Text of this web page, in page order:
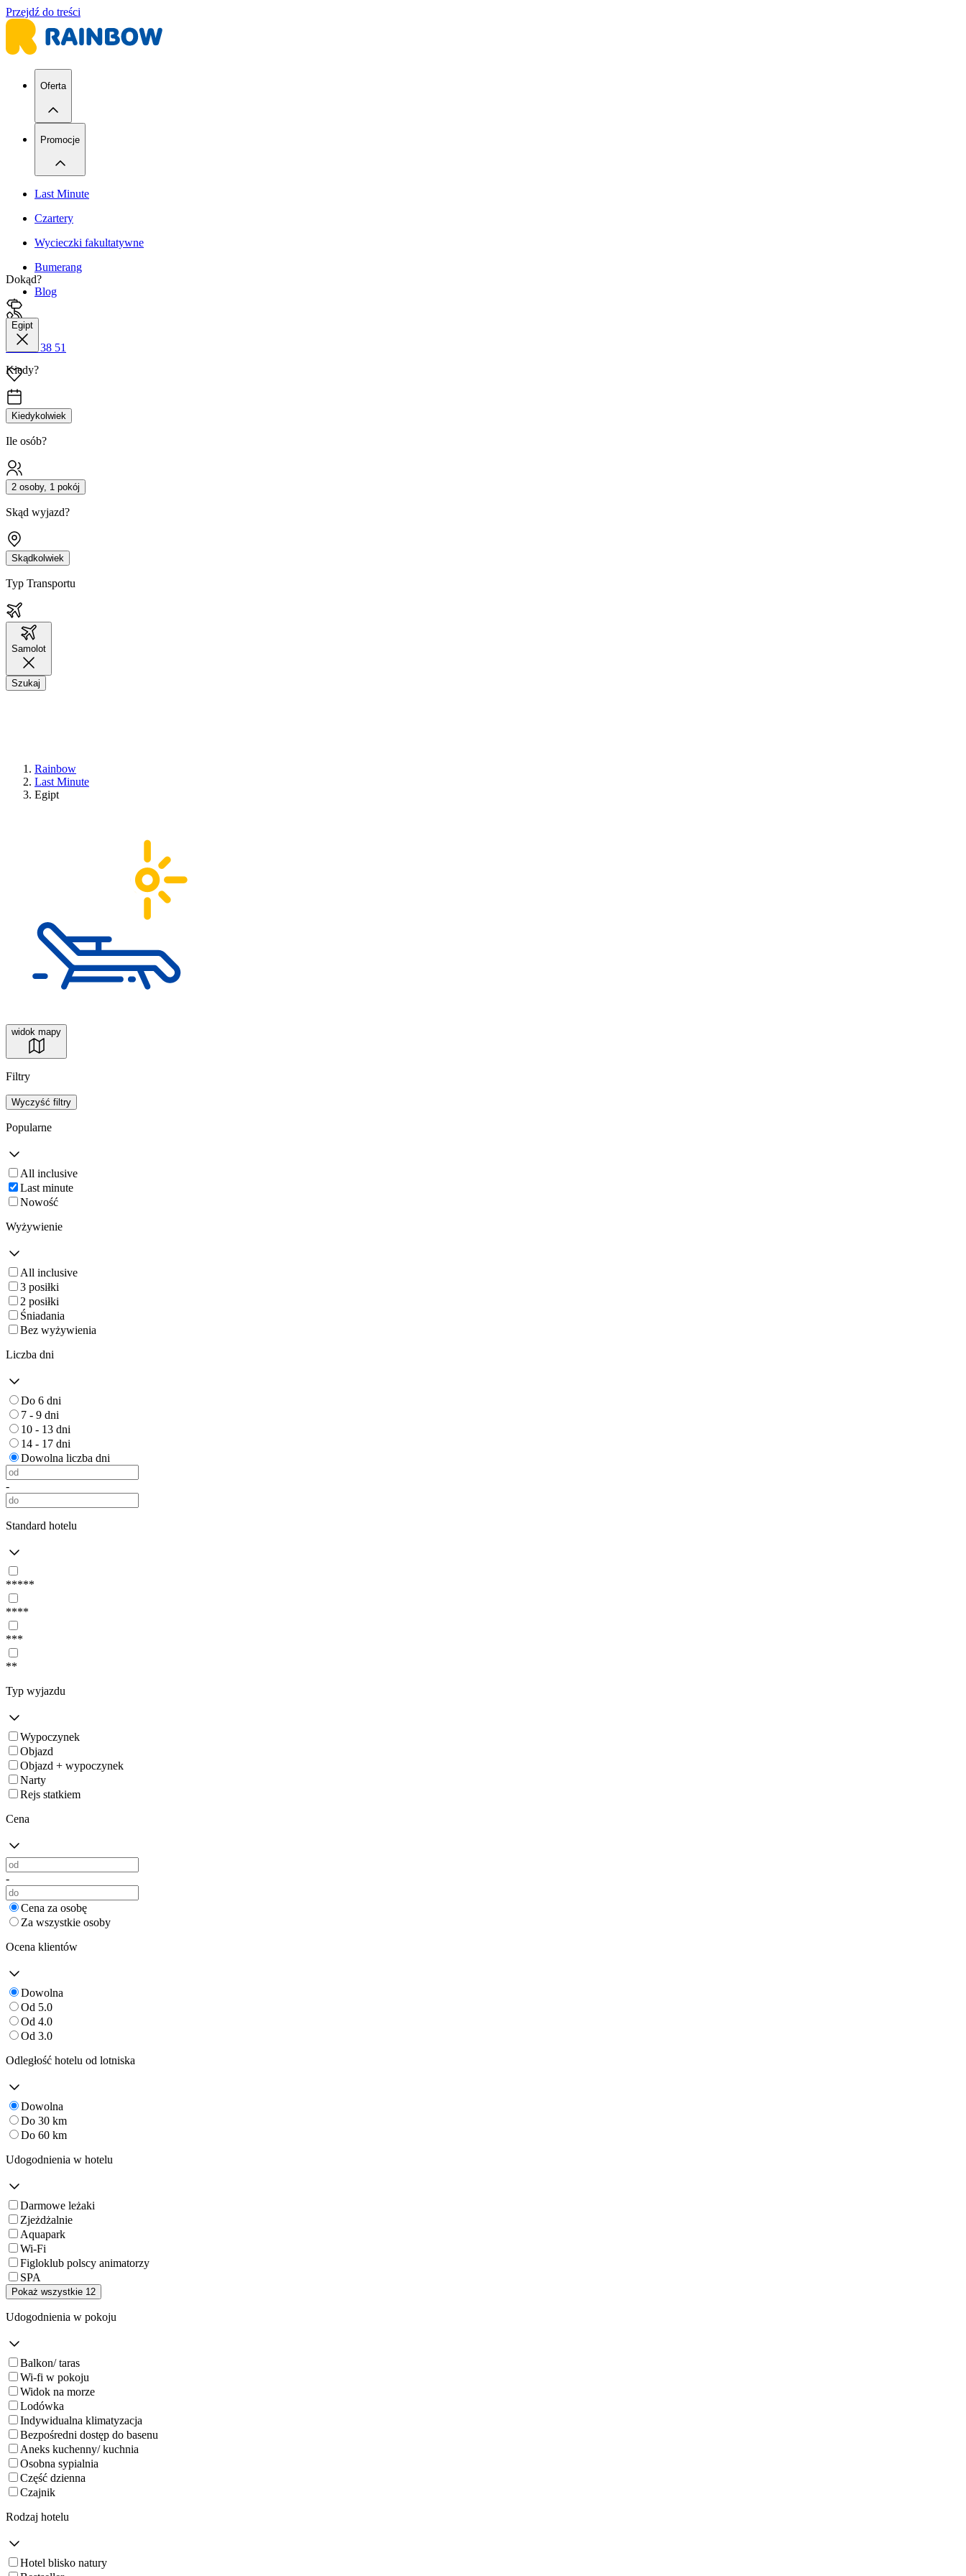
Przejdź do treści
Oferta
Promocje
Last Minute
Czartery
Wycieczki fakultatywne
Bumerang
Blog
42 680 38 51
Dokąd?
Egipt
Kiedy?
Kiedykolwiek
Ile osób?
2 osoby, 1 pokój
Skąd wyjazd?
Skądkolwiek
Typ Transportu
Samolot
Szukaj
Rainbow
Last Minute
Egipt
widok mapy
Filtry
Wyczyść filtry
Popularne
All inclusive
Last minute
Nowość
Wyżywienie
All inclusive
3 posiłki
2 posiłki
Śniadania
Bez wyżywienia
Liczba dni
Do 6 dni
7 - 9 dni
10 - 13 dni
14 - 17 dni
Dowolna liczba dni
-
Standard hotelu
*****
****
***
**
Typ wyjazdu
Wypoczynek
Objazd
Objazd + wypoczynek
Narty
Rejs statkiem
Cena
-
Cena za osobę
Za wszystkie osoby
Ocena klientów
Dowolna
Od 5.0
Od 4.0
Od 3.0
Odległość hotelu od lotniska
Dowolna
Do 30 km
Do 60 km
Udogodnienia w hotelu
Darmowe leżaki
Zjeżdżalnie
Aquapark
Wi-Fi
Figloklub polscy animatorzy
SPA
Pokaż wszystkie 12
Udogodnienia w pokoju
Balkon/ taras
Wi-fi w pokoju
Widok na morze
Lodówka
Indywidualna klimatyzacja
Bezpośredni dostęp do basenu
Aneks kuchenny/ kuchnia
Osobna sypialnia
Część dzienna
Czajnik
Rodzaj hotelu
Hotel blisko natury